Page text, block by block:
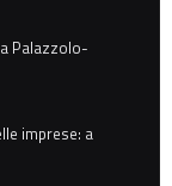
Palazzolo-
imprese: a